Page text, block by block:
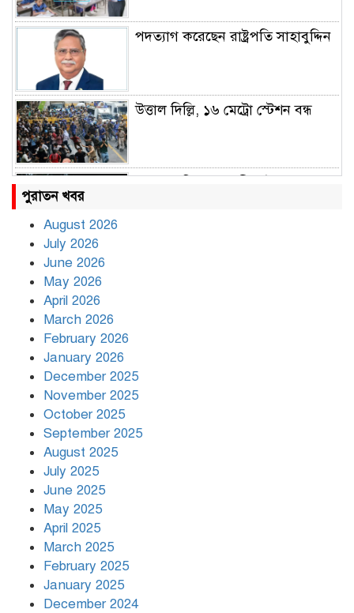
পদত্যাগ করেছেন রাষ্ট্রপতি সাহাবুদ্দিন
উত্তাল দিল্লি, ১৬ মেট্রো স্টেশন বন্ধ
বৃষ্টি থামার নাম নেই, পথে পথে
পুরাতন খবর
August 2026
July 2026
June 2026
May 2026
April 2026
March 2026
February 2026
January 2026
December 2025
November 2025
October 2025
September 2025
August 2025
July 2025
June 2025
May 2025
April 2025
March 2025
February 2025
January 2025
December 2024